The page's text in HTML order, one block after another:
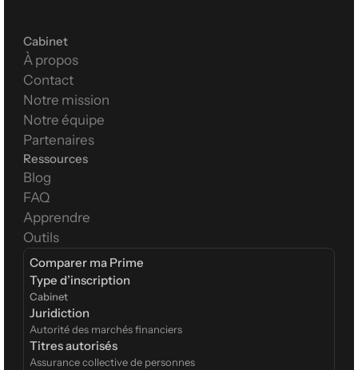
Cabinet
À propos
Contact
Notre mission
Notre équipe
Partenaires
Ressources
Blog
FAQ
Apprendre
Outils
Comparer ma Prime
Type d’inscription
Cabinet
Juridiction
Autorité des marchés financiers
Titres autorisés
Assurance collective de personnes